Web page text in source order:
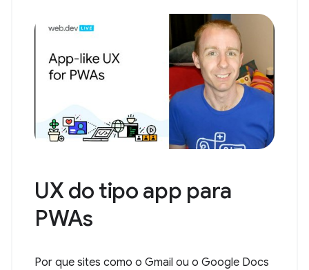
UX do tipo app para
PWAs
Por que sites como o Gmail ou o Google Docs